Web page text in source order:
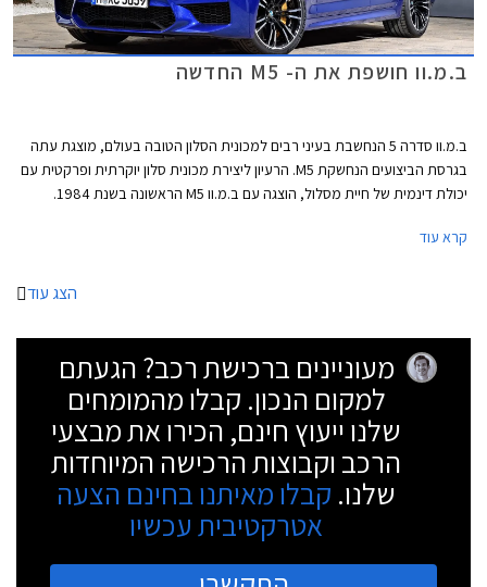
ב.מ.וו חושפת את ה- M5 החדשה
ב.מ.וו סדרה 5 הנחשבת בעיני רבים למכונית הסלון הטובה בעולם, מוצגת עתה
בגרסת הביצועים הנחשקת M5. הרעיון ליצירת מכונית סלון יוקרתית ופרקטית עם
יכולת דינמית של חיית מסלול, הוצגה עם ב.מ.וו M5 הראשונה בשנת 1984.
עבורה ולה יתרונות רבים בכל הנוגע לאחיזת כביש והעברת הכוח אל האספלט.
החלקה. המערכת מאפשרת לנהג בחירה בין 5 מצבי נהיגה ביניהם מצב הנעה
קרא עוד
הצג עוד
מעוניינים ברכישת רכב? הגעתם
למקום הנכון. קבלו מהמומחים
שלנו ייעוץ חינם, הכירו את מבצעי
הרכב וקבוצות הרכישה המיוחדות
שלנו. קבלו מאיתנו בחינם הצעה
אטרקטיבית עכשיו